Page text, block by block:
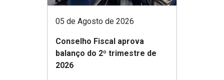
05 de Agosto de 2026
Conselho Fiscal aprova
balanço do 2º trimestre de
2026